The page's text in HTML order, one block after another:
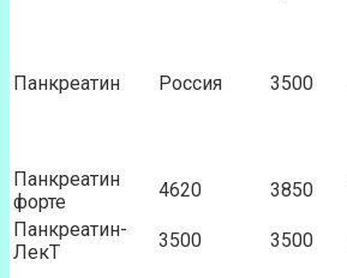
Панкреатин Россия 3500
Панкреатин
форте
4620 3850
Панкреатин-
ЛекТ
3500 3500